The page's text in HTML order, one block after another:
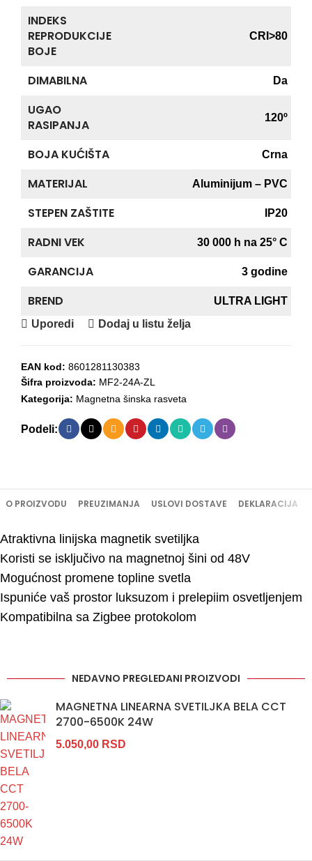
INDEKS
REPRODUKCIJE
BOJE
CRI>80
DIMABILNA Da
UGAO
RASIPANJA
120º
BOJA KUĆIŠTA Crna
MATERIJAL Aluminijum – PVC
STEPEN ZAŠTITE IP20
RADNI VEK 30 000 h na 25° C
GARANCIJA 3 godine
BREND
ULTRA LIGHT
Uporedi
Dodaj u listu želja
EAN kod: 8601281130383
Šifra proizvoda: MF2-24A-ZL
Kategorija: Magnetna šinska rasveta
Podeli:
O PROIZVODU PREUZIMANJA USLOVI DOSTAVE DEKLARACIJA
Atraktivna linijska magnetik svetiljka
Koristi se isključivo na magnetnoj šini od 48V
Mogućnost promene topline svetla
Ispuniće vaš prostor luksuzom i prelepiim osvetljenjem
Kompatibilna sa Zigbee protokolom
NEDAVNO PREGLEDANI PROIZVODI
MAGNETNA LINEARNA SVETILJKA BELA CCT
2700-6500K 24W
5.050,00 RSD